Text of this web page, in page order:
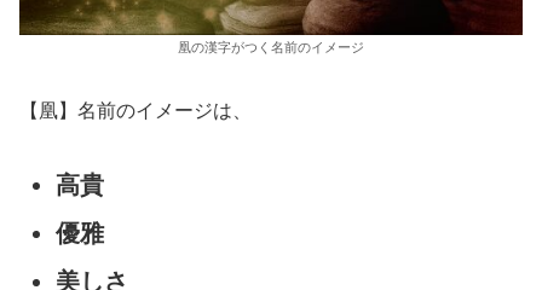
凰の漢字がつく名前のイメージ
【凰】名前のイメージは、
高貴
優雅
美しさ